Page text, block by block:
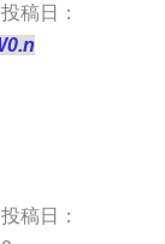
投稿日：
投稿日：